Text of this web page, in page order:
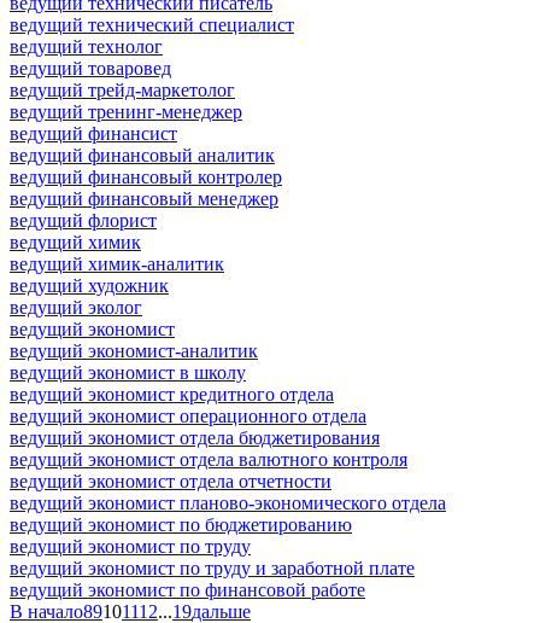
ведущий технический специалист
ведущий технолог
ведущий товаровед
ведущий трейд-маркетолог
ведущий тренинг-менеджер
ведущий финансист
ведущий финансовый аналитик
ведущий финансовый контролер
ведущий финансовый менеджер
ведущий флорист
ведущий химик
ведущий химик-аналитик
ведущий художник
ведущий эколог
ведущий экономист
ведущий экономист-аналитик
ведущий экономист в школу
ведущий экономист кредитного отдела
ведущий экономист операционного отдела
ведущий экономист отдела бюджетирования
ведущий экономист отдела валютного контроля
ведущий экономист отдела отчетности
ведущий экономист планово-экономического отдела
ведущий экономист по бюджетированию
ведущий экономист по труду
ведущий экономист по труду и заработной плате
ведущий экономист по финансовой работе
В начало89101112...19дальше